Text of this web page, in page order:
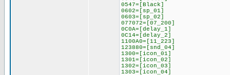
0547=[Black]
0602=[sp_01]
0603=[sp_02]
077072=[07_200]
0C0A=[delay_1]
0C14=[delay_2]
1100A0=[11_223]
123880=[snd_04]
1300=[icon_01]
1301=[icon_02]
1302=[icon_03]
1303=[icon_04]